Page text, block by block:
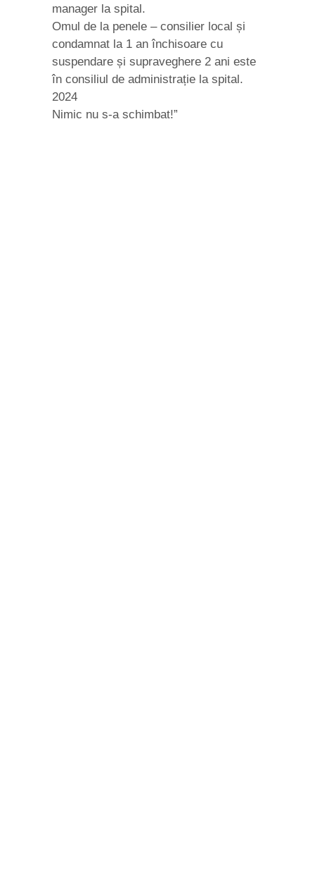
manager la spital.
Omul de la penele – consilier local și
condamnat la 1 an închisoare cu
suspendare și supraveghere 2 ani este
în consiliul de administrație la spital.
2024
Nimic nu s-a schimbat!”